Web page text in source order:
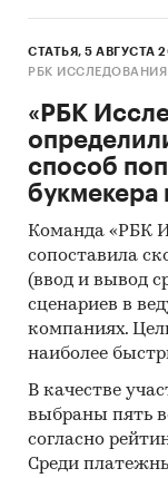
СТАТЬЯ, 5 АВГУСТА
РБК
«РБК
способ
букмекера
Команда «РБК
сопоставила
(ввод и вывод
сценариев в
компаниях.
наиболее
В качестве
выбраны пять
согласно
Среди